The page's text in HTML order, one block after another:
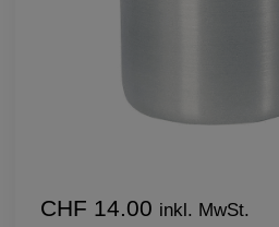
CHF 14.00 inkl. MwSt.